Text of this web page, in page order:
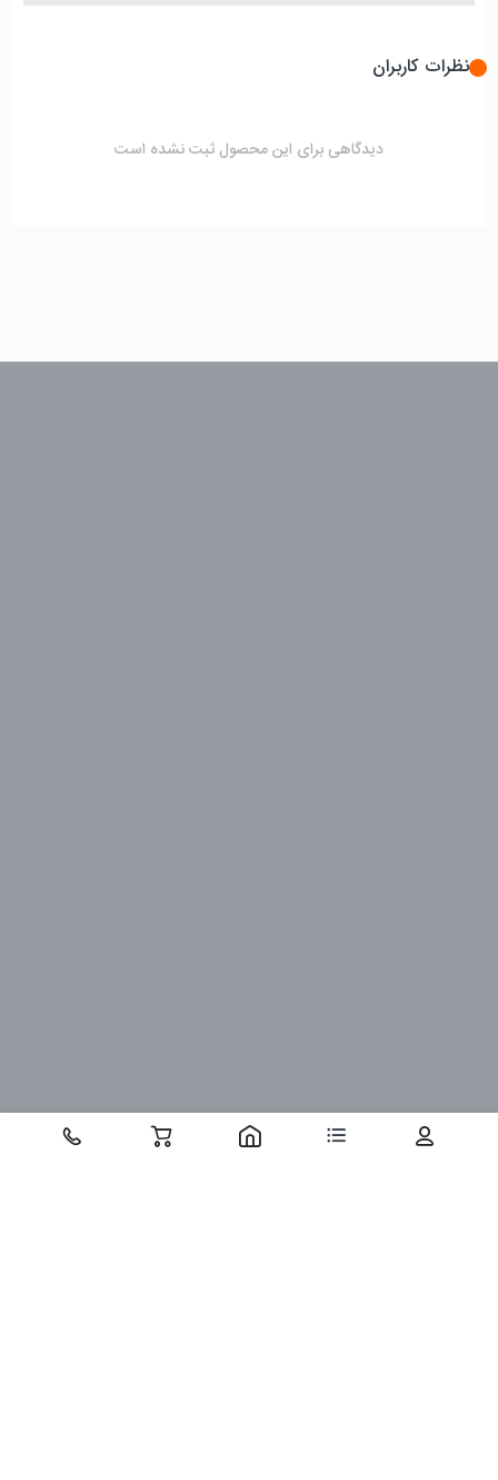
نظرات کاربران
دیدگاهی برای این محصول ثبت نشده است